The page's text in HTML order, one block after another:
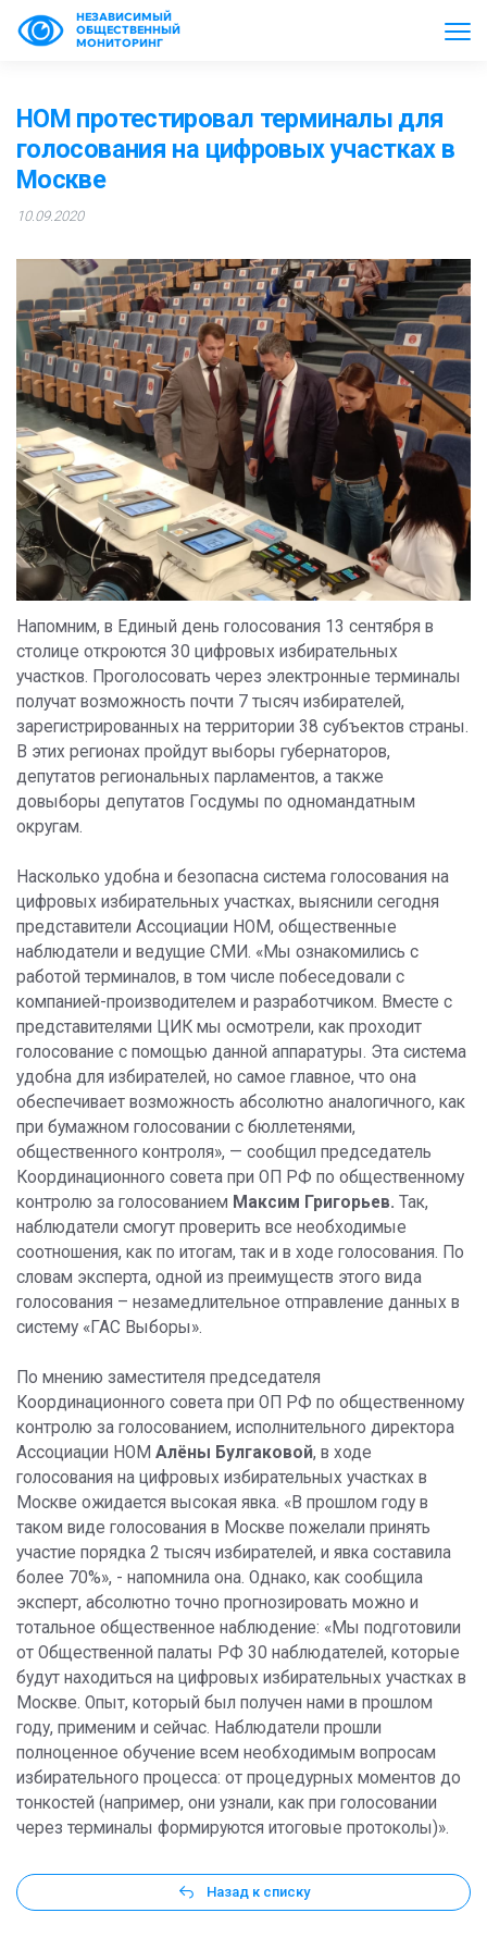
НЕЗАВИСИМЫЙ
ОБЩЕСТВЕННЫЙ
МОНИТОРИНГ
НОМ протестировал терминалы для
голосования на цифровых участках в
Москве
10.09.2020
Напомним, в Единый день голосования 13 сентября в
столице откроются 30 цифровых избирательных
участков. Проголосовать через электронные терминалы
получат возможность почти 7 тысяч избирателей,
зарегистрированных на территории 38 субъектов страны.
В этих регионах пройдут выборы губернаторов,
депутатов региональных парламентов, а также
довыборы депутатов Госдумы по одномандатным
округам.
Насколько удобна и безопасна система голосования на
цифровых избирательных участках, выяснили сегодня
представители Ассоциации НОМ, общественные
наблюдатели и ведущие СМИ. «Мы ознакомились с
работой терминалов, в том числе побеседовали с
компанией-производителем и разработчиком. Вместе с
представителями ЦИК мы осмотрели, как проходит
голосование с помощью данной аппаратуры. Эта система
удобна для избирателей, но самое главное, что она
обеспечивает возможность абсолютно аналогичного, как
при бумажном голосовании с бюллетенями,
общественного контроля», — сообщил председатель
Координационного совета при ОП РФ по общественному
контролю за голосованием Максим Григорьев. Так,
наблюдатели смогут проверить все необходимые
соотношения, как по итогам, так и в ходе голосования. По
словам эксперта, одной из преимуществ этого вида
голосования – незамедлительное отправление данных в
систему «ГАС Выборы».
По мнению заместителя председателя
Координационного совета при ОП РФ по общественному
контролю за голосованием, исполнительного директора
Ассоциации НОМ Алёны Булгаковой, в ходе
голосования на цифровых избирательных участках в
Москве ожидается высокая явка. «В прошлом году в
таком виде голосования в Москве пожелали принять
участие порядка 2 тысяч избирателей, и явка составила
более 70%», - напомнила она. Однако, как сообщила
эксперт, абсолютно точно прогнозировать можно и
тотальное общественное наблюдение: «Мы подготовили
от Общественной палаты РФ 30 наблюдателей, которые
будут находиться на цифровых избирательных участках в
Москве. Опыт, который был получен нами в прошлом
году, применим и сейчас. Наблюдатели прошли
полноценное обучение всем необходимым вопросам
избирательного процесса: от процедурных моментов до
тонкостей (например, они узнали, как при голосовании
через терминалы формируются итоговые протоколы)».
Назад к списку